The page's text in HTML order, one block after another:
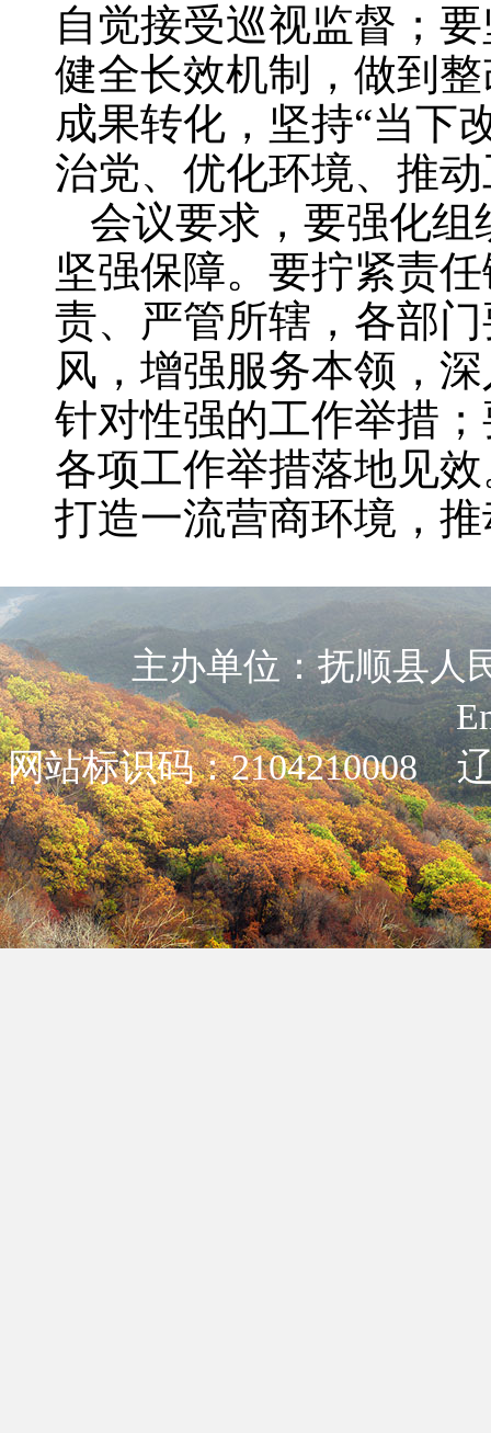
自觉接受巡视监督；
健全长效机制，做到
成果转化，坚持“当下
治党、优化环境、推
会议要求，要强化
坚强保障。要拧紧责
责、严管所辖，各部
风，增强服务本领，
针对性强的工作举措
各项工作举措落地见
打造一流营商环境，
主办单位：抚顺县
网站标识码：2104210008